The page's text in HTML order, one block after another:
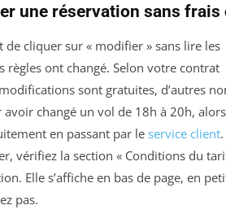
une réservation sans frais
de cliquer sur « modifier » sans lire les
règles ont changé. Selon votre contrat
sont gratuites, d’autres
changé un vol de 18h à 20h,
en passant par le service client
vérifiez la section « Conditions du
Elle s’affiche en bas de page, en
pas.